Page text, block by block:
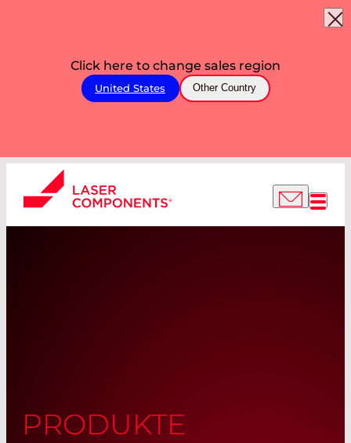
Click here to change sales region
United States Other Country
PRODUKTE